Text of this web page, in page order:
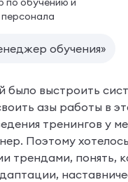
обучения»
было выстроить
азы работы в
тренингов у
Поэтому
трендами, понять,